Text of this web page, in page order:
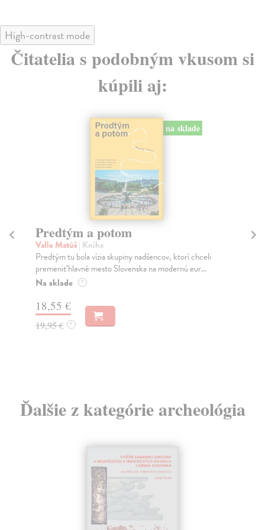
High-contrast mode
Čitatelia s podobným vkusom si
kúpili aj:
Město a jeho nejisté zdi
Murakami Haruki
Ty jsi to byla, kdo mi vyprávěl o tom městě. Město a
jeho nejisté zdi – dlouho očekávaný román Haru...
Na sklade
31,21 €
32,85 € ?
Ďalšie z kategórie archeológia